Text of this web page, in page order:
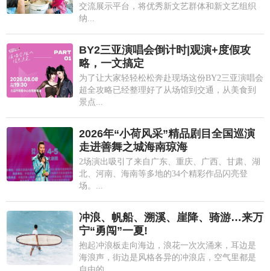
交流展示平台，将优秀新文艺群体和新文艺组织
纳...
BY2三亚演唱会倒计时|观演+度假攻
略，一文搞定
为了让大家轻轻松松奔赴现场这份BY2三亚演唱会
超全攻略已经整理好了从场馆到交通，从美食到
景点...
2026年“小荷风采”精品剧目全国巡演
走进善舞之城海南琼海
2场演出吸引了来自广东、重庆、广西、甘肃、湖
北、河南、海南等多地的34个精彩作品闪亮登
场。...
冲浪、帆船、溯溪、崖降、骑游…来万
宁“勇闯”一夏!
抱起冲浪板走向海边，浪花一次次涌来，耳边是
海浪声，街边是风格各异的冲浪店，空气里都是